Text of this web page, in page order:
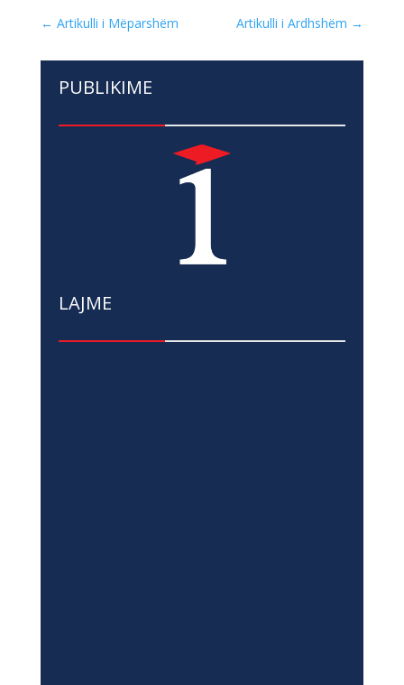
← Artikulli i Mëparshëm Artikulli i Ardhshëm →
PUBLIKIME
LAJME